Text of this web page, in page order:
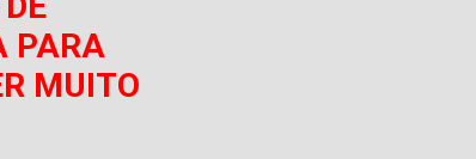
PARA
MUITO